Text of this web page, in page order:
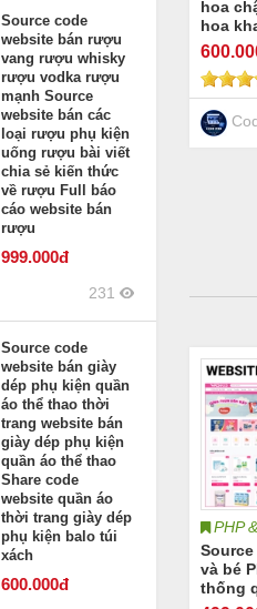
hoa
hoa
nhật
trang
bán
chậu
cáo
600
PHP
và bé
thống
Source code
website bán rượu
vang rượu whisky
rượu vodka rượu
mạnh Source
website bán các
loại rượu phụ kiện
uống rượu bài viết
chia sẻ kiến thức
về rượu Full báo
cáo website bán
rượu
999.000đ
231
Source code
website bán giày
dép phụ kiện quần
áo thể thao thời
trang website bán
giày dép phụ kiện
quần áo thể thao
Share code
website quần áo
thời trang giày dép
phụ kiện balo túi
xách
600.000đ